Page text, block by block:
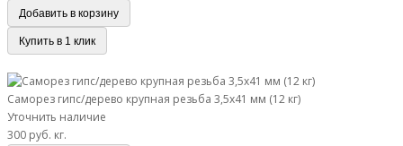
Добавить в корзину
Купить в 1 клик
Саморез гипс/дерево крупная резьба 3,5х41 мм (12 кг)
Уточнить наличие
300 руб. кг.